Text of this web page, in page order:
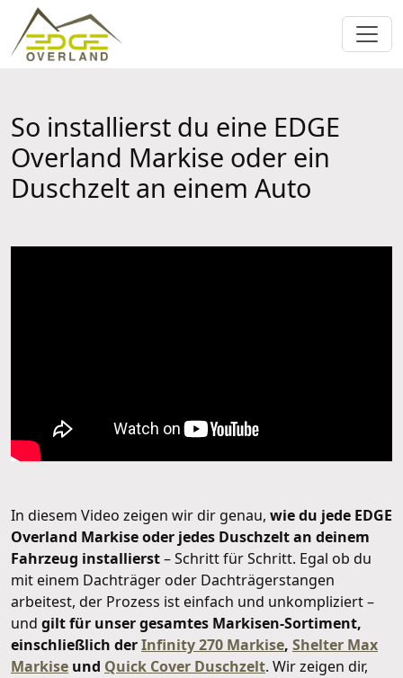
So installierst du eine EDGE
Overland Markise oder ein
Duschzelt an einem Auto
In diesem Video zeigen wir dir genau, wie du jede EDGE
Overland Markise oder jedes Duschzelt an deinem
Fahrzeug installierst– Schritt für Schritt. Egal ob du
mit einem Dachträger oder Dachträgerstangen
arbeitest, der Prozess ist einfach und unkompliziert –
und gilt für unser gesamtes Markisen-Sortiment,
einschließlich derInfinity 270 Markise, Shelter Max
Markise und Quick Cover Duschzelt. Wir zeigen dir,